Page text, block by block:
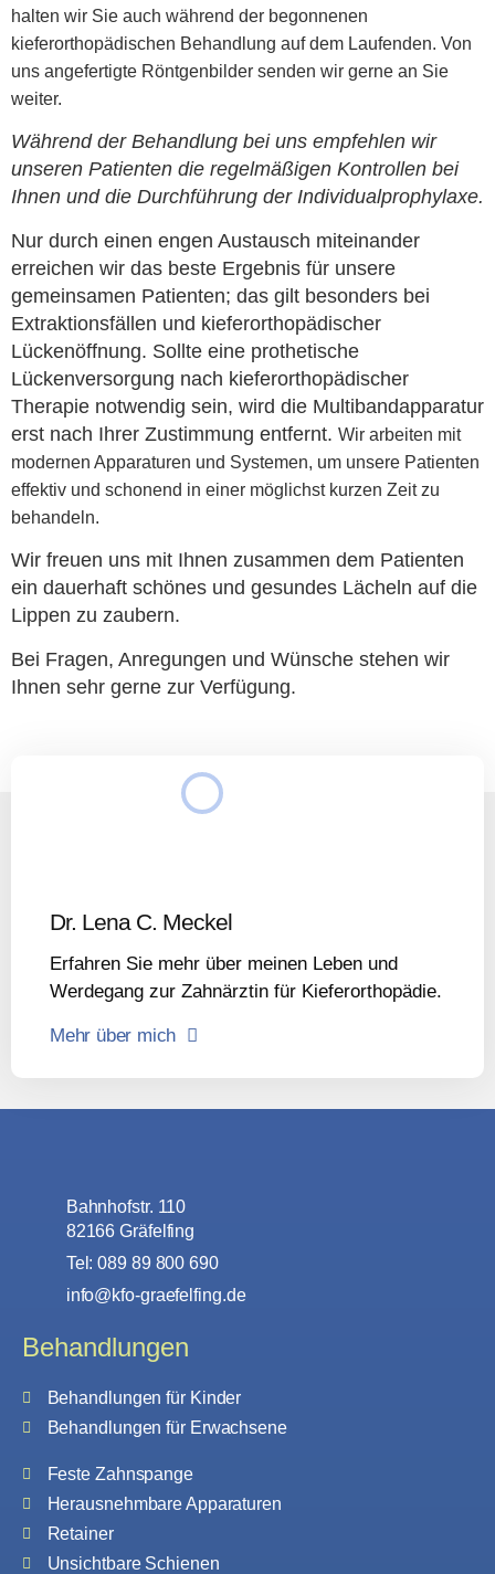
halten wir Sie auch während der begonnenen
kieferorthopädischen Behandlung auf dem Laufenden. Von
uns angefertigte Röntgenbilder senden wir gerne an Sie
weiter.
Während der Behandlung bei uns empfehlen wir
unseren Patienten die regelmäßigen Kontrollen bei
Ihnen und die Durchführung der Individualprophylaxe.
Nur durch einen engen Austausch miteinander
erreichen wir das beste Ergebnis für unsere
gemeinsamen Patienten; das gilt besonders bei
Extraktionsfällen und kieferorthopädischer
Lückenöffnung. Sollte eine prothetische
Lückenversorgung nach kieferorthopädischer
Therapie notwendig sein, wird die Multibandapparatur
erst nach Ihrer Zustimmung entfernt. Wir arbeiten mit
modernen Apparaturen und Systemen, um unsere Patienten
effektiv und schonend in einer möglichst kurzen Zeit zu
behandeln.
Wir freuen uns mit Ihnen zusammen dem Patienten
ein dauerhaft schönes und gesundes Lächeln auf die
Lippen zu zaubern.
Bei Fragen, Anregungen und Wünsche stehen wir
Ihnen sehr gerne zur Verfügung.
Dr. Lena C. Meckel
Erfahren Sie mehr über meinen Leben und
Werdegang zur Zahnärztin für Kieferorthopädie.
Mehr über mich
Bahnhofstr. 110
82166 Gräfelfing
Tel: 089 89 800 690
info@kfo-graefelfing.de
Behandlungen
Behandlungen für Kinder
Behandlungen für Erwachsene
Feste Zahnspange
Herausnehmbare Apparaturen
Retainer
Unsichtbare Schienen